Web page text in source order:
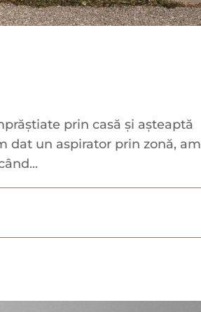
prin casă și așteaptă
dat un aspirator prin zonă, am